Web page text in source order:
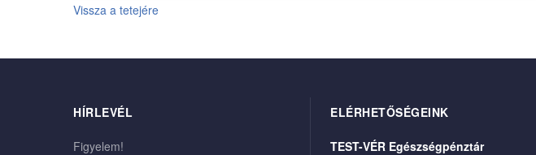
Vissza a tetejére
HÍRLEVÉL
Figyelem!
ELÉRHETŐSÉGEINK
TEST-VÉR Egészségpénztár